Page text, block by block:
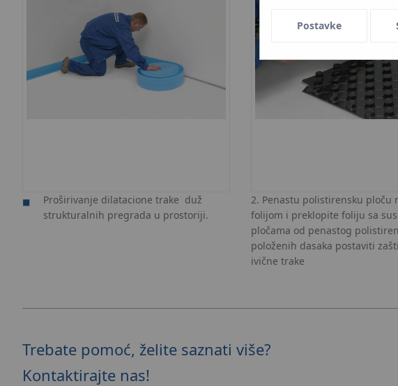
Proširivanje dilatacione trake duž
strukturalnih pregrada u prostoriji.
2. Penastu polistirensku ploču
folijom i preklopite foliju sa
pločama od penastog
položenih dasaka postaviti
ivične trake
Trebate pomoć, želite saznati više?
Kontaktirajte nas!
Postavke